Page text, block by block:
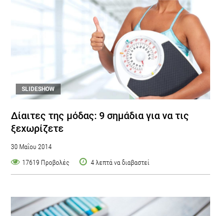
SLIDESHOW
Δίαιτες της μόδας: 9 σημάδια για να τις
ξεχωρίζετε
30 Μαΐου 2014
17619 Προβολές
4 λεπτά να διαβαστεί